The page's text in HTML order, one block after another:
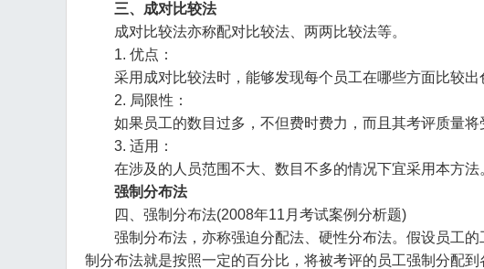
三、成对比较法
成对比较法亦称配对比较法、两两比较法等。
1. 优点：
采用成对比较法时，能够发现每个员工在哪些方面比较出
2. 局限性：
如果员工的数目过多，不但费时费力，而且其考评质量将
3. 适用：
在涉及的人员范围不大、数目不多的情况下宜采用本方法
强制分布法
四、强制分布法(2008年11月考试案例分析题)
强制分布法，亦称强迫分配法、硬性分布法。假设员工的
制分布法就是按照一定的百分比，将被考评的员工强制分配到